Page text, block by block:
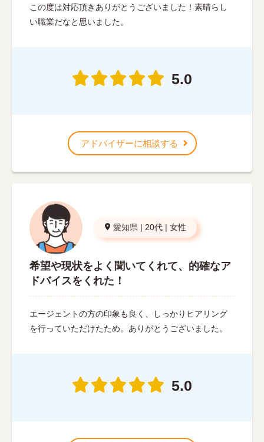
この度は対応頂きありがとうございました！素晴らし
い職業だなと思いました。
5.0
アドバイザーに相談する
愛知県 | 20代 | 女性
希望や現状をよく聞いてくれて、的確なア
ドバイスをくれた！
エージェントの方の印象も良く、しっかりヒアリング
を行っていただけたため。ありがとうございました。
5.0